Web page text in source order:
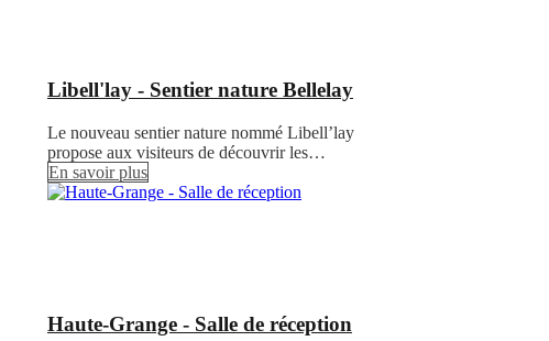
Libell'lay - Sentier nature Bellelay
Le nouveau sentier nature nommé Libell’lay
propose aux visiteurs de découvrir les…
En savoir plus
Haute-Grange - Salle de réception